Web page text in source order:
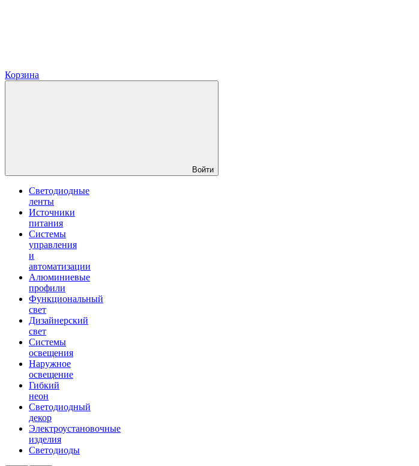
Корзина
Войти
Светодиодные
ленты
Источники
питания
Системы
управления
и
автоматизации
Алюминиевые
профили
Функциональный
свет
Дизайнерский
свет
Системы
освещения
Наружное
освещение
Гибкий
неон
Светодиодный
декор
Электроустановочные
изделия
Светодиоды